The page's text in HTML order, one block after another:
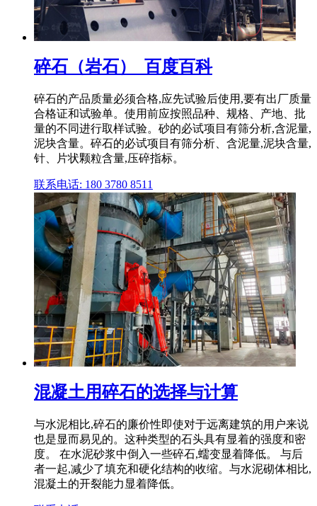
碎石（岩石）_百度百科
碎石的产品质量必须合格,应先试验后使用,要有出厂质量
合格证和试验单。使用前应按照品种、规格、产地、批
量的不同进行取样试验。砂的必试项目有筛分析,含泥量,
泥块含量。碎石的必试项目有筛分析、含泥量,泥块含量,
针、片状颗粒含量,压碎指标。
联系电话: 180 3780 8511
混凝土用碎石的选择与计算
与水泥相比,碎石的廉价性即使对于远离建筑的用户来说
也是显而易见的。这种类型的石头具有显着的强度和密
度。 在水泥砂浆中倒入一些碎石,蠕变显着降低。 与后
者一起,减少了填充和硬化结构的收缩。与水泥砌体相比,
混凝土的开裂能力显着降低。